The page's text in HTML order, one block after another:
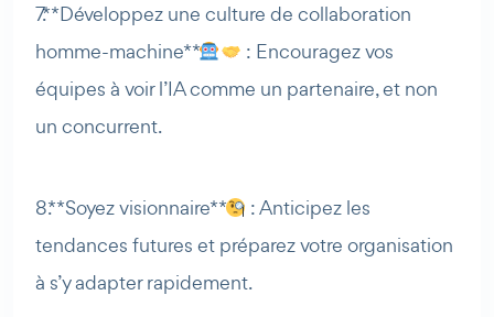
7. **Développez une culture de collaboration
homme-machine**
: Encouragez vos
équipes à voir l’IA comme un partenaire, et non
un concurrent.
8. **Soyez visionnaire**
: Anticipez les
tendances futures et préparez votre organisation
à s’y adapter rapidement.